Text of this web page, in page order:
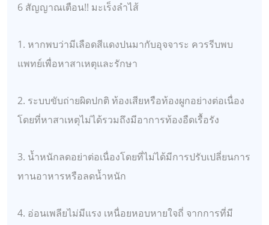
6 สัญญาณเตือน!! มะเร็งลำไส้
1. หากพบว่ามีเลือดสีแดงปนมากับอุจจาระ ควรรีบพบ
แพทย์เพื่อหาสาเหตุและรักษา
2. ระบบขับถ่ายผิดปกติ ท้องเสียหรือท้องผูกอย่างต่อเนื่อง
โดยที่หาสาเหตุไม่ได้รวมถึงมีอาการท้องอืดเรื้อรัง
3. น้ำหนักลดอย่าต่อเนื่องโดยที่ไม่ได้มีการปรับเปลี่ยนการ
ทานอาหารหรือลดน้ำหนัก
4. อ่อนเพลียไม่มีแรง เหนื่อยหอบหายใจถี่ จากการที่มี